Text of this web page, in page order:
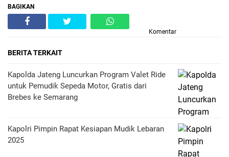
BAGIKAN
Komentar
BERITA TERKAIT
Kapolda Jateng Luncurkan Program Valet Ride
untuk Pemudik Sepeda Motor, Gratis dari
Brebes ke Semarang
Kapolri Pimpin Rapat Kesiapan Mudik Lebaran
2025